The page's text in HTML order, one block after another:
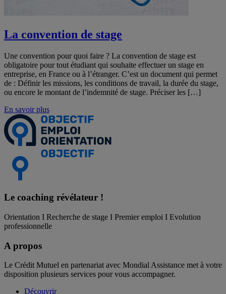
La convention de stage
Une convention pour quoi faire ? La convention de stage est
obligatoire pour tout étudiant qui souhaite effectuer un stage en
entreprise, en France ou à l’étranger. C’est un document qui permet
de : Définir les missions, les conditions de travail, la durée du stage,
ou encore le montant de l’indemnité de stage. Préciser les […]
En savoir plus
Le coaching révélateur !
Orientation I Recherche de stage I Premier emploi I Evolution
professionnelle
A propos
Le Crédit Mutuel en partenariat avec Mondial Assistance met à votre
disposition plusieurs services pour vous accompagner.
Découvrir